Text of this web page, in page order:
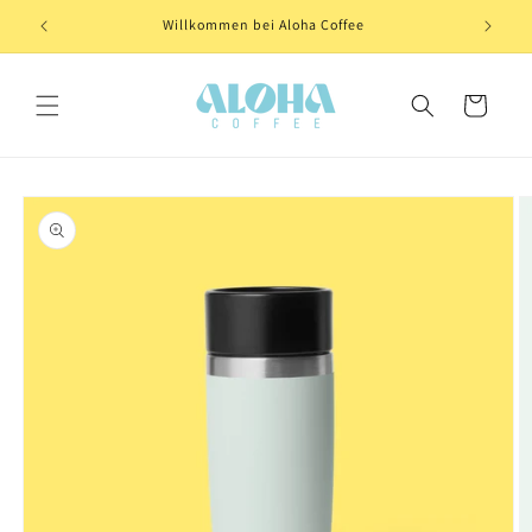
zum
Willkommen bei Aloha Coffee
Warenkorb